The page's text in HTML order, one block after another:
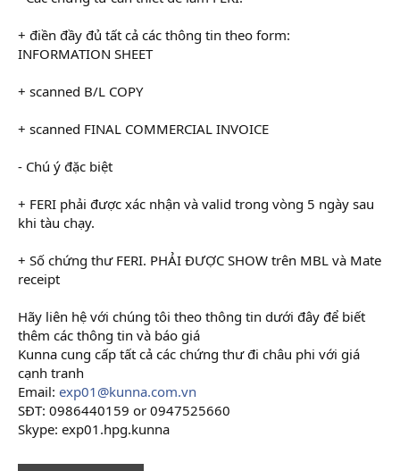
+ điền đầy đủ tất cả các thông tin theo form:
INFORMATION SHEET
+ scanned B/L COPY
+ scanned FINAL COMMERCIAL INVOICE
- Chú ý đặc biệt
+ FERI phải được xác nhận và valid trong vòng 5 ngày sau
khi tàu chạy.
+ Số chứng thư FERI. PHẢI ĐƯỢC SHOW trên MBL và Mate
receipt
Hãy liên hệ với chúng tôi theo thông tin dưới đây để biết
thêm các thông tin và báo giá
Kunna cung cấp tất cả các chứng thư đi châu phi với giá
cạnh tranh
Email: exp01@kunna.com.vn
SĐT: 0986440159 or 0947525660
Skype: exp01.hpg.kunna